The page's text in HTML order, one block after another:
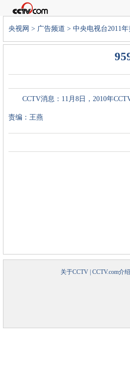
央视网 > 广告频道 > 中央电视台2011
CCTV消息：11月8日，2010年
责编：王燕
关于CCTV CCTV.com介绍